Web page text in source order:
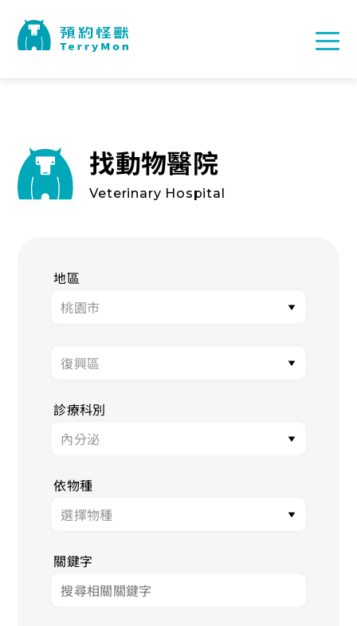
找動物醫院
Veterinary Hospital
地區
診療科別
依物種
關鍵字